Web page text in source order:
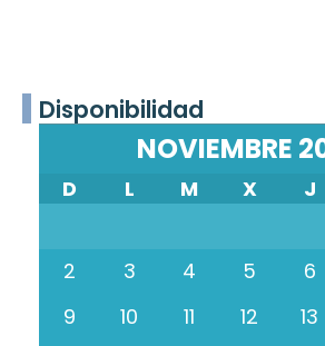
Disponibilidad
NOVIEMBRE
D L M X J
2
3 4 5 6
9
10 11 12 13